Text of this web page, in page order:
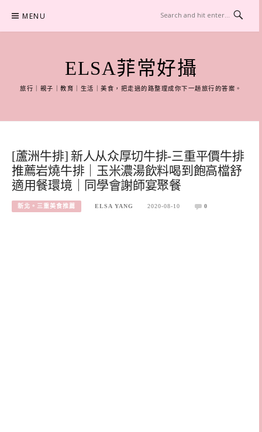
content
MENU
ELSA菲常好攝
旅行｜親子｜教育｜生活｜美食，把走過的路整理成你下一趟旅行的答案。
[蘆洲牛排] 新人从众厚切牛排-三重平價牛排
推薦岩燒牛排｜玉米濃湯飲料喝到飽高檔舒
適用餐環境｜同學會謝師宴聚餐
新北。三重美食推薦 ELSA YANG 2020-08-10 0